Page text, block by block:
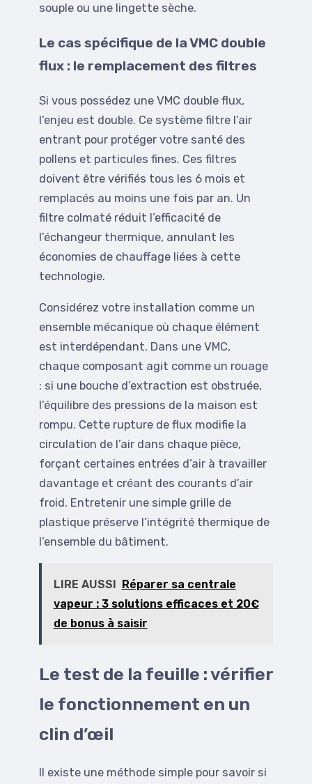
souple ou une lingette sèche.
Le cas spécifique de la VMC double
flux : le remplacement des filtres
Si vous possédez une VMC double flux,
l’enjeu est double. Ce système filtre l’air
entrant pour protéger votre santé des
pollens et particules fines. Ces filtres
doivent être vérifiés tous les 6 mois et
remplacés au moins une fois par an. Un
filtre colmaté réduit l’efficacité de
l’échangeur thermique, annulant les
économies de chauffage liées à cette
technologie.
Considérez votre installation comme un
ensemble mécanique où chaque élément
est interdépendant. Dans une VMC,
chaque composant agit comme un rouage
: si une bouche d’extraction est obstruée,
l’équilibre des pressions de la maison est
rompu. Cette rupture de flux modifie la
circulation de l’air dans chaque pièce,
forçant certaines entrées d’air à travailler
davantage et créant des courants d’air
froid. Entretenir une simple grille de
plastique préserve l’intégrité thermique de
l’ensemble du bâtiment.
LIRE AUSSI Réparer sa centrale
vapeur : 3 solutions efficaces et 20€
de bonus à saisir
Le test de la feuille : vérifier
le fonctionnement en un
clin d’œil
Il existe une méthode simple pour savoir si